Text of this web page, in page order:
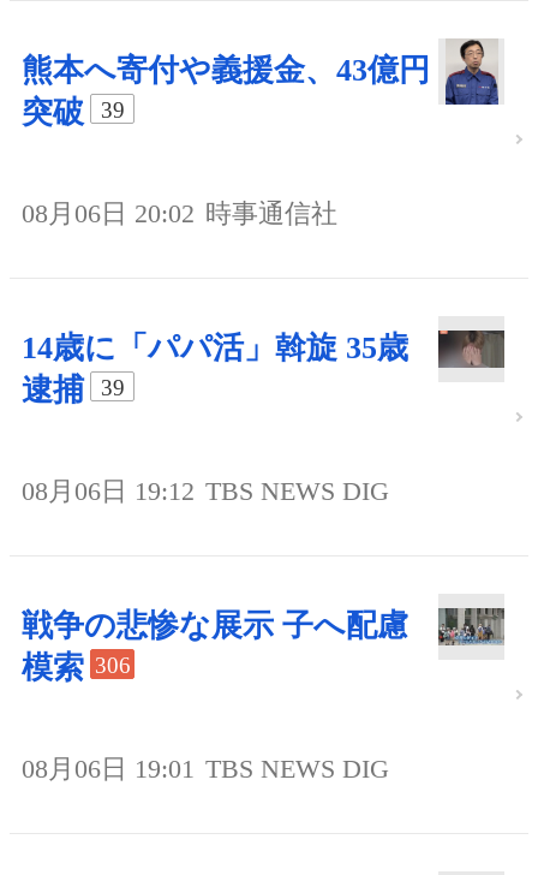
熊本へ寄付や義援金、43億円
突破
39
08月06日 20:02 時事通信社
14歳に「パパ活」斡旋 35歳
逮捕
39
08月06日 19:12 TBS NEWS DIG
戦争の悲惨な展示 子へ配慮
模索 306
08月06日 19:01 TBS NEWS DIG